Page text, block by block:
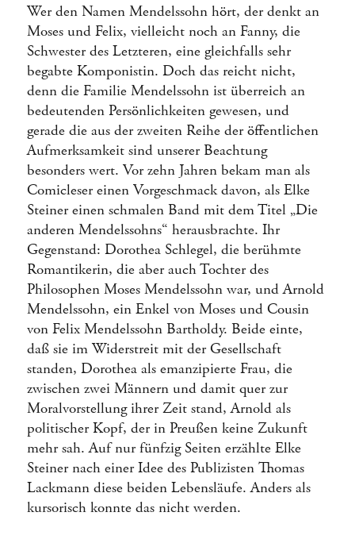
Wer den Namen Mendelssohn hört, der denkt an
Moses und Felix, vielleicht noch an Fanny, die
Schwester des Letzteren, eine gleichfalls sehr
begabte Komponistin. Doch das reicht nicht,
denn die Familie Mendelssohn ist überreich an
bedeutenden Persönlichkeiten gewesen, und
gerade die aus der zweiten Reihe der öffentlichen
Aufmerksamkeit sind unserer Beachtung
besonders wert. Vor zehn Jahren bekam man als
Comicleser einen Vorgeschmack davon, als Elke
Steiner einen schmalen Band mit dem Titel „Die
anderen Mendelssohns“ herausbrachte. Ihr
Gegenstand: Dorothea Schlegel, die berühmte
Romantikerin, die aber auch Tochter des
Philosophen Moses Mendelssohn war, und Arnold
Mendelssohn, ein Enkel von Moses und Cousin
von Felix Mendelssohn Bartholdy. Beide einte,
daß sie im Widerstreit mit der Gesellschaft
standen, Dorothea als emanzipierte Frau, die
zwischen zwei Männern und damit quer zur
Moralvorstellung ihrer Zeit stand, Arnold als
politischer Kopf, der in Preußen keine Zukunft
mehr sah. Auf nur fünfzig Seiten erzählte Elke
Steiner nach einer Idee des Publizisten Thomas
Lackmann diese beiden Lebensläufe. Anders als
kursorisch konnte das nicht werden.